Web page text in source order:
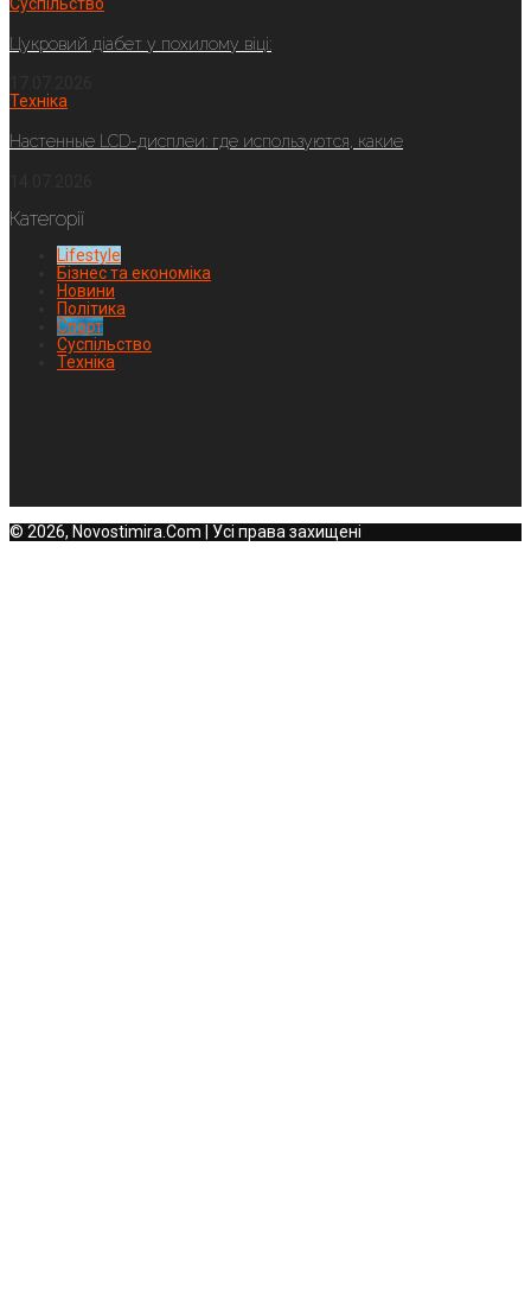
Цукровий діабет у похилому віці:
Техніка
Настенные LCD-дисплеи: где используются, какие
Категорії
Lifestyle
Бізнес та економіка
Новини
Політика
Спорт
Суспільство
Техніка
© 2026, Novostimira.Com | Усі права захищені